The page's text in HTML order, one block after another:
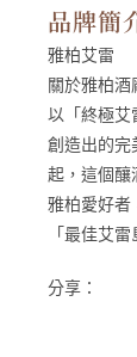
品牌簡
雅柏艾雷
關於雅柏酒
以「終極艾
創造出的完
起，這個釀
雅柏愛好者
「最佳艾
分享：